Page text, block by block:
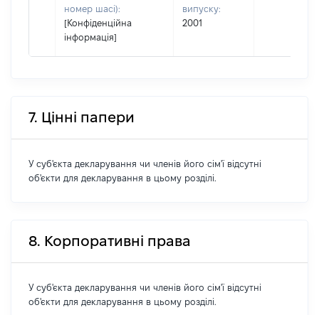
номер шасі):
[Конфіденційна
інформація]
випуску:
2001
7. Цінні папери
У суб'єкта декларування чи членів його сім'ї відсутні
об'єкти для декларування в цьому розділі.
8. Корпоративні права
У суб'єкта декларування чи членів його сім'ї відсутні
об'єкти для декларування в цьому розділі.